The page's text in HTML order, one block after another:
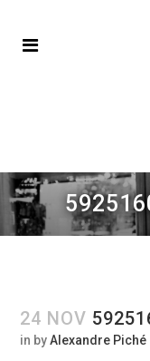
24 NOV
in byAlexandre Piché